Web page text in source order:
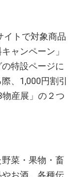
イトで対象商品
ャンペーン」
特設ページに
、1,000円割引
産展」の２つ
菜・果物・畜
お酒、各種伝